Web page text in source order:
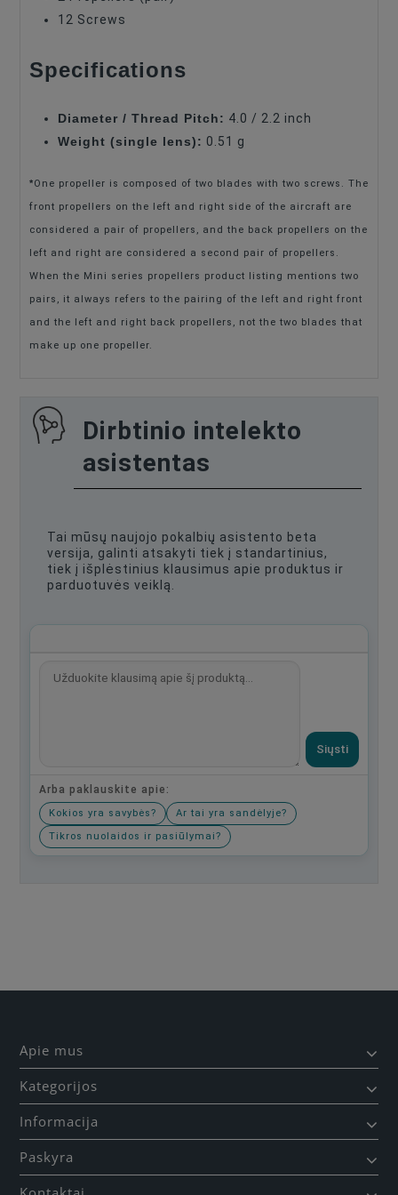
12 Screws
Specifications
Diameter / Thread Pitch: 4.0 / 2.2 inch
Weight (single lens): 0.51 g
*One propeller is composed of two blades with two screws. The
front propellers on the left and right side of the aircraft are
considered a pair of propellers, and the back propellers on the
left and right are considered a second pair of propellers.
When the Mini series propellers product listing mentions two
pairs, it always refers to the pairing of the left and right front
and the left and right back propellers, not the two blades that
make up one propeller.
Dirbtinio intelekto
asistentas
Tai mūsų naujojo pokalbių asistento beta
versija, galinti atsakyti tiek į standartinius,
tiek į išplėstinius klausimus apie produktus ir
parduotuvės veiklą.
Siųsti
Arba paklauskite apie:
Kokios yra savybės?
Ar tai yra sandėlyje?
Tikros nuolaidos ir pasiūlymai?
Apie mus
Kategorijos
Informacija
Paskyra